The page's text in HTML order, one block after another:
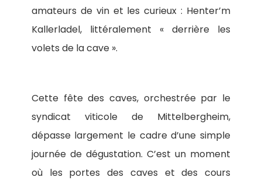
amateurs de vin et les curieux : Henter’m
Kallerladel, littéralement « derrière les
volets de la cave ».
Cette fête des caves, orchestrée par le
syndicat viticole de Mittelbergheim,
dépasse largement le cadre d’une simple
journée de dégustation. C’est un moment
où les portes des caves et des cours